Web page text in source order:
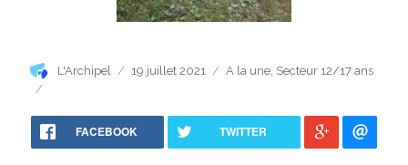
Auteur
L'Archipel
Publié
19 juillet 2021 Catégories
A la une, Secteur 12/17 ans
FACEBOOK TWITTER